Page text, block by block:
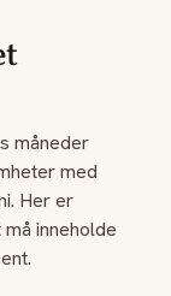
måneder
med
Her er
inneholde